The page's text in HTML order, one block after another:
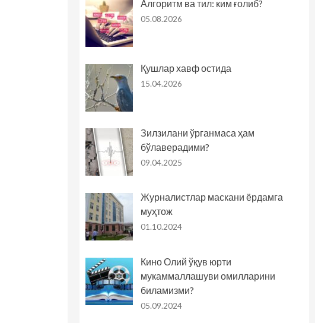
Алгоритм ва тил: ким ғолиб?
05.08.2026
Қушлар хавф остида
15.04.2026
Зилзилани ўрганмаса ҳам
бўлаверадими?
09.04.2025
Журналистлар маскани ёрдамга
муҳтож
01.10.2024
Кино Олий ўқув юрти
мукаммаллашуви омилларини
биламизми?
05.09.2024